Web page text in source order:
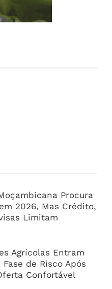
Procura
2026, Mas Crédito,
Limitam
Agrícolas Entram
Fase de Risco Após
Confortável